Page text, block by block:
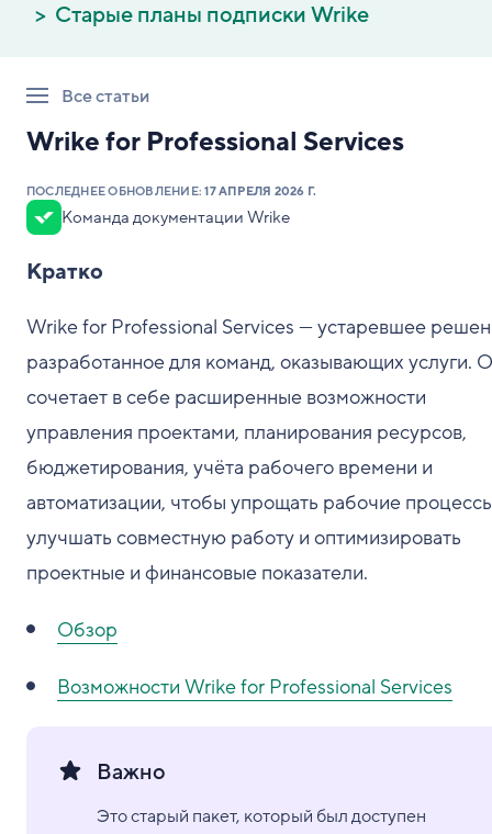
Старые планы подписки Wrike
Все статьи
Wrike for Professional Services
ПОСЛЕДНЕЕ ОБНОВЛЕНИЕ:17 АПРЕЛЯ 2026 Г.
Команда документации Wrike
Кратко
Wrike for Professional Services — устаревшее
разработанное для команд, оказывающих услуги.
сочетает в себе расширенные возможности
управления проектами, планирования ресурсов,
бюджетирования, учёта рабочего времени и
автоматизации, чтобы упрощать рабочие
улучшать совместную работу и оптимизировать
проектные и финансовые показатели.
Обзор
Возможности Wrike for Professional Services
Важно
Это старый пакет, который был доступен